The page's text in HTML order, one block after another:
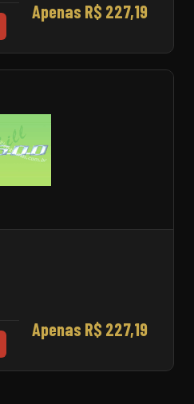
Apenas R$ 227,19
Apenas R$ 227,19